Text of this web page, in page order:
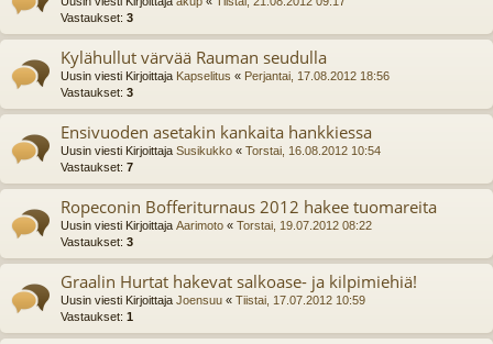
Vastaukset: 3
Kylähullut värvää Rauman seudulla
Uusin viesti Kirjoittaja Kapselitus « Perjantai, 17.08.2012 18:56
Vastaukset: 3
Ensivuoden asetakin kankaita hankkiessa
Uusin viesti Kirjoittaja Susikukko « Torstai, 16.08.2012 10:54
Vastaukset: 7
Ropeconin Bofferiturnaus 2012 hakee tuomareita
Uusin viesti Kirjoittaja Aarimoto « Torstai, 19.07.2012 08:22
Vastaukset: 3
Graalin Hurtat hakevat salkoase- ja kilpimiehiä!
Uusin viesti Kirjoittaja Joensuu « Tiistai, 17.07.2012 10:59
Vastaukset: 1